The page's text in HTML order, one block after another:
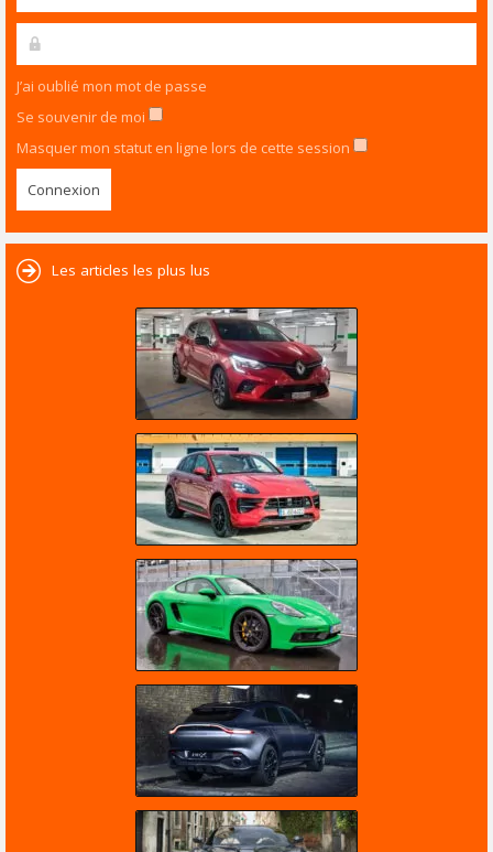
J’ai oublié mon mot de passe
Se souvenir de moi
Masquer mon statut en ligne lors de cette session
Les articles les plus lus